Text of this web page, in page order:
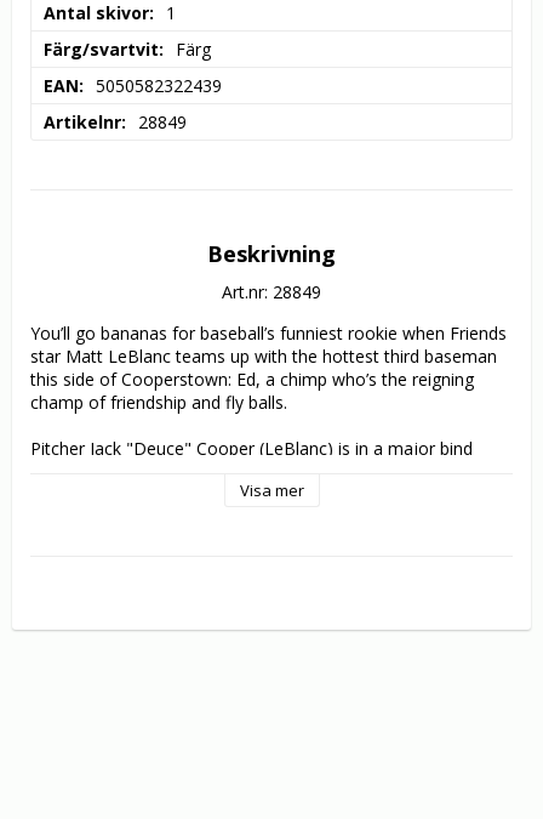
Antal skivor
1
Färg/svartvit
Färg
EAN
5050582322439
Artikelnr
28849
Beskrivning
Art.nr: 28849
You’ll go bananas for baseball’s funniest rookie when Friends
star Matt LeBlanc teams up with the hottest third baseman
this side of Cooperstown: Ed, a chimp who’s the reigning
champ of friendship and fly balls.
Pitcher Jack "Deuce" Cooper (LeBlanc) is in a major bind
on the mound. Back on the farm, he’s dynamite; in front of a
matchmaker and the best buddy Jack ever had. With Ed’s
Visa mer